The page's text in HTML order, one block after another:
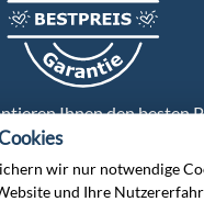
Ihnen den besten
wir nur notwendige
und Ihre